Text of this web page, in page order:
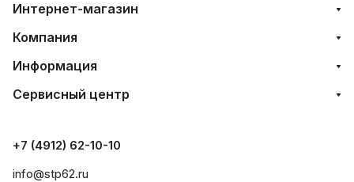
Интернет-магазин
Компания
Информация
Сервисный центр
+7 (4912) 62-10-10
info@stp62.ru